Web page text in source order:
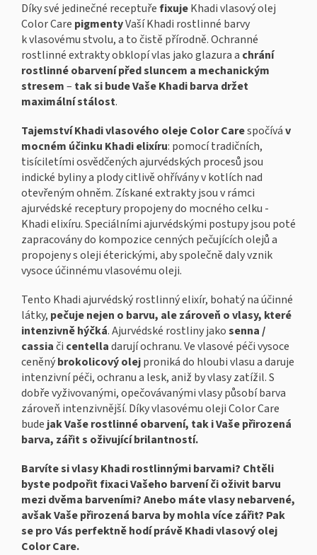
Díky své jedinečné receptuřefixujeKhadi vlasový olej
Color Care pigmentyVaší Khadi rostlinné barvy
k vlasovému stvolu, a to čistě přírodně. Ochranné
rostlinné extrakty obklopí vlas jako glazura a chrání
rostlinné obarvení před sluncem a mechanickým
stresem– tak si bude Vaše Khadi barva držet
maximální stálost.
Tajemství Khadi vlasového oleje Color Carespočíváv
mocném účinku Khadi elixíru: pomocí tradičních,
tisíciletími osvědčených ajurvédských procesů jsou
indické byliny a plody citlivě ohřívány v kotlích nad
otevřeným ohněm. Získané extrakty jsou v rámci
ajurvédské receptury propojeny do mocného celku -
Khadi elixíru. Speciálními ajurvédskými postupy jsou poté
zapracovány do kompozice cenných pečujících olejů a
propojeny s oleji éterickými, aby společně daly vznik
vysoce účinnému vlasovému oleji.
Tento Khadi ajurvédský rostlinný elixír, bohatý na účinné
látky, pečuje nejen o barvu, ale zároveň o vlasy, které
intenzivně hýčká. Ajurvédské rostliny jakosenna /
cassiači centelladarují ochranu. Ve vlasové péči vysoce
ceněnýbrokolicový olejproniká do hloubi vlasu a daruje
intenzivní péči, ochranu a lesk, aniž by vlasy zatížil. S
dobře vyživovanými, opečovávanými vlasy působí barva
zároveň intenzivnější. Díky vlasovému oleji Color Care
budejak Vaše rostlinné obarvení, tak i Vaše přirozená
barva, zářit s oživující brilantností.
Barvíte si vlasy Khadi rostlinnými barvami? Chtěli
byste podpořit fixaci Vašeho barvení či oživit barvu
mezi dvěma barveními? Anebo máte vlasy nebarvené,
avšak Vaše přirozená barva by mohla více zářit? Pak
se pro Vás perfektně hodí právě Khadi vlasový olej
Color Care.